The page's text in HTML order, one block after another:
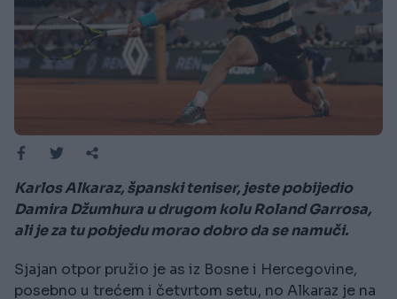
Karlos Alkaraz, španski teniser, jeste pobijedio
Damira Džumhura u drugom kolu Roland Garrosa,
ali je za tu pobjedu morao dobro da se namuči.
Sjajan otpor pružio je as iz Bosne i Hercegovine,
posebno u trećem i četvrtom setu, no Alkaraz je na